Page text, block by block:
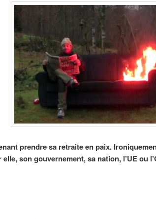
prendre sa retraite en paix.
elle, son gouvernement, sa nation, l’UE ou